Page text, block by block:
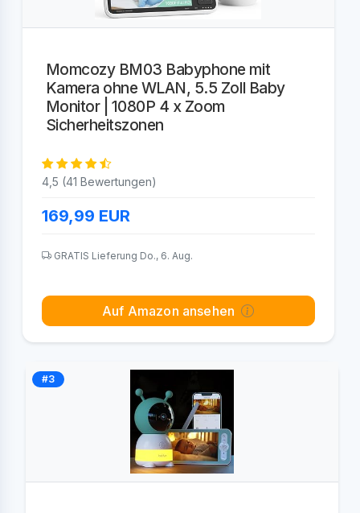
Momcozy BM03 Babyphone mit
Kamera ohne WLAN, 5.5 Zoll Baby
Monitor | 1080P 4 x Zoom
Sicherheitszonen
4,5 (41 Bewertungen)
169,99 EUR
GRATIS Lieferung Do., 6. Aug.
Auf Amazon ansehen
#3